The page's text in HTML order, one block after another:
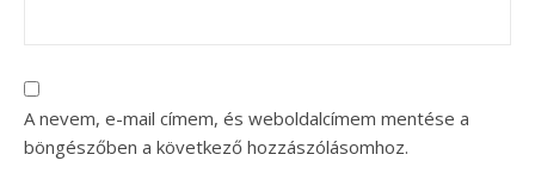
A nevem, e-mail címem, és weboldalcímem mentése a
böngészőben a következő hozzászólásomhoz.